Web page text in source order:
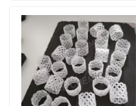
Videos
Über uns
Werksbesichtigung